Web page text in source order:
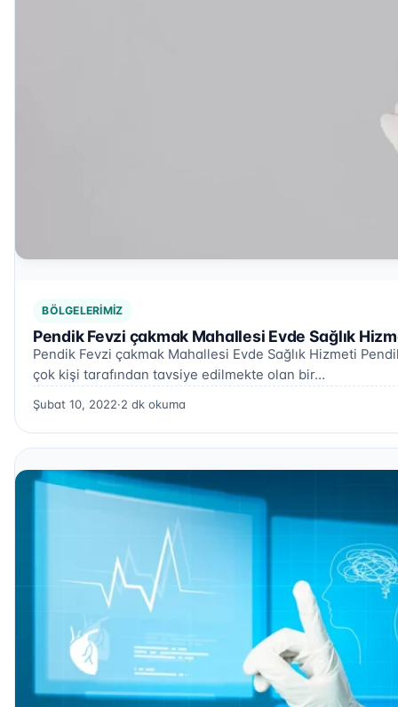
BÖLGELERIMIZ
Pendik Fevzi çakmak Mahallesi Evde Sağlık
Pendik Fevzi çakmak Mahallesi Evde Sağlık Hizmeti
çok kişi tarafından tavsiye edilmekte olan bir…
Şubat 10, 2022·2 dk okuma